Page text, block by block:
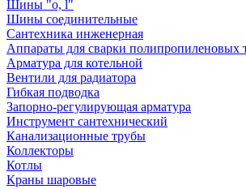
Шины "o, l"
Шины соединительные
Сантехника инженерная
Аппараты для сварки полипропиленовых
Арматура для котельной
Вентили для радиатора
Гибкая подводка
Запорно-регулирующая арматура
Инструмент сантехнический
Канализационные трубы
Коллекторы
Котлы
Краны шаровые